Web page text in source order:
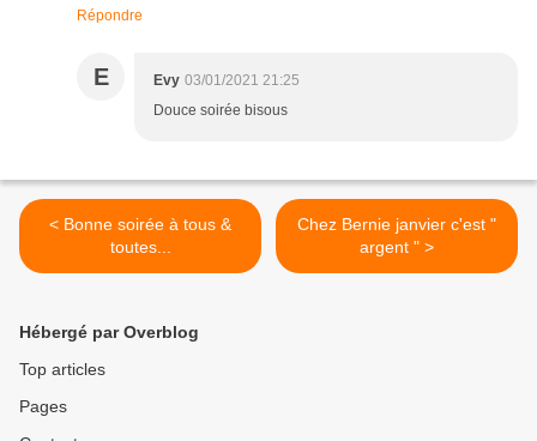
Répondre
E Evy 03/01/2021 21:25
Douce soirée bisous
< Bonne soirée à tous &
toutes...
Chez Bernie janvier c'est "
argent " >
Hébergé par Overblog
Top articles
Pages